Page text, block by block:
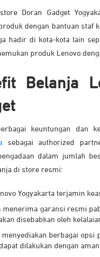
Doran Gadget
dengan bantuan staf
hadir di kota-kota lain
produk Lenovo
Belanja
keuntungan dan
sebagai authorized
dalam jumlah
di store resmi:
Yogyakarta terjamin
menerima garansi resmi
disebabkan oleh
menyediakan berbagai
dilakukan dengan